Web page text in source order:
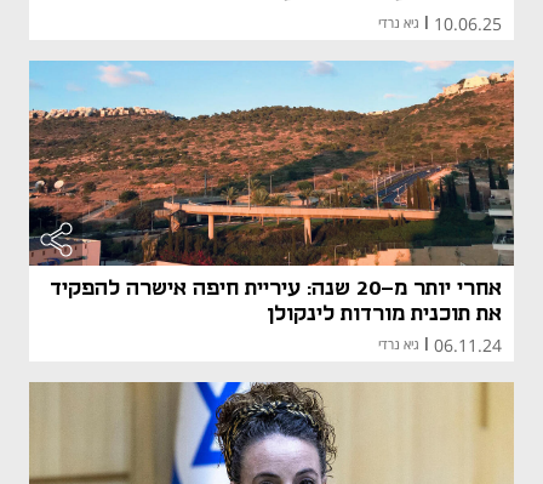
10.06.25 גיא נרדי
אחרי יותר מ-20 שנה: עיריית חיפה אישרה להפקיד
את תוכנית מורדות לינקולן
06.11.24 גיא נרדי